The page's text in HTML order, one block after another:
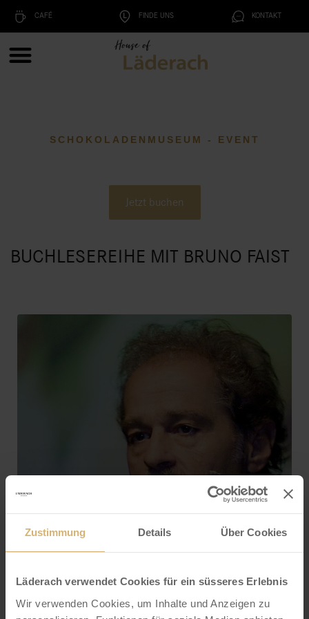
Zustimmung Details Über Cookies
Läderach verwendet Cookies für ein süsseres Erlebnis
Wir verwenden Cookies, um Inhalte und Anzeigen zu
CAFÉ FINDE UNS KONTAKT
SCHOKOLADENMUSEUM - EVENT
Jetzt buchen
BUCHLESEREIHE MIT BRUNO FAIST